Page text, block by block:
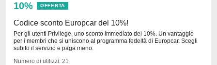
10% OFFERTA
Codice sconto Europcar del 10%!
Per gli utenti Privilege, uno sconto immediato del 10%. Un vantaggio
per i membri che si uniscono al programma fedeltà di Europcar. Scegli
subito il servizio e paga meno.
Numero di utilizzi: 21